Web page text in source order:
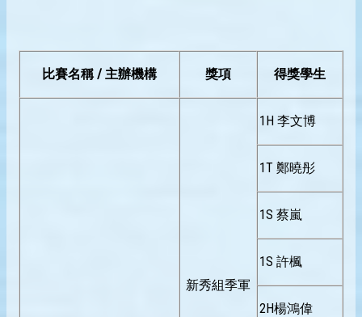
比賽名稱 / 主辦機構 獎項 得獎學生
新秀組季軍
1H 李文博
1T 鄭曉彤
1S 蔡嵐
1S 許楓
2H楊鴻偉